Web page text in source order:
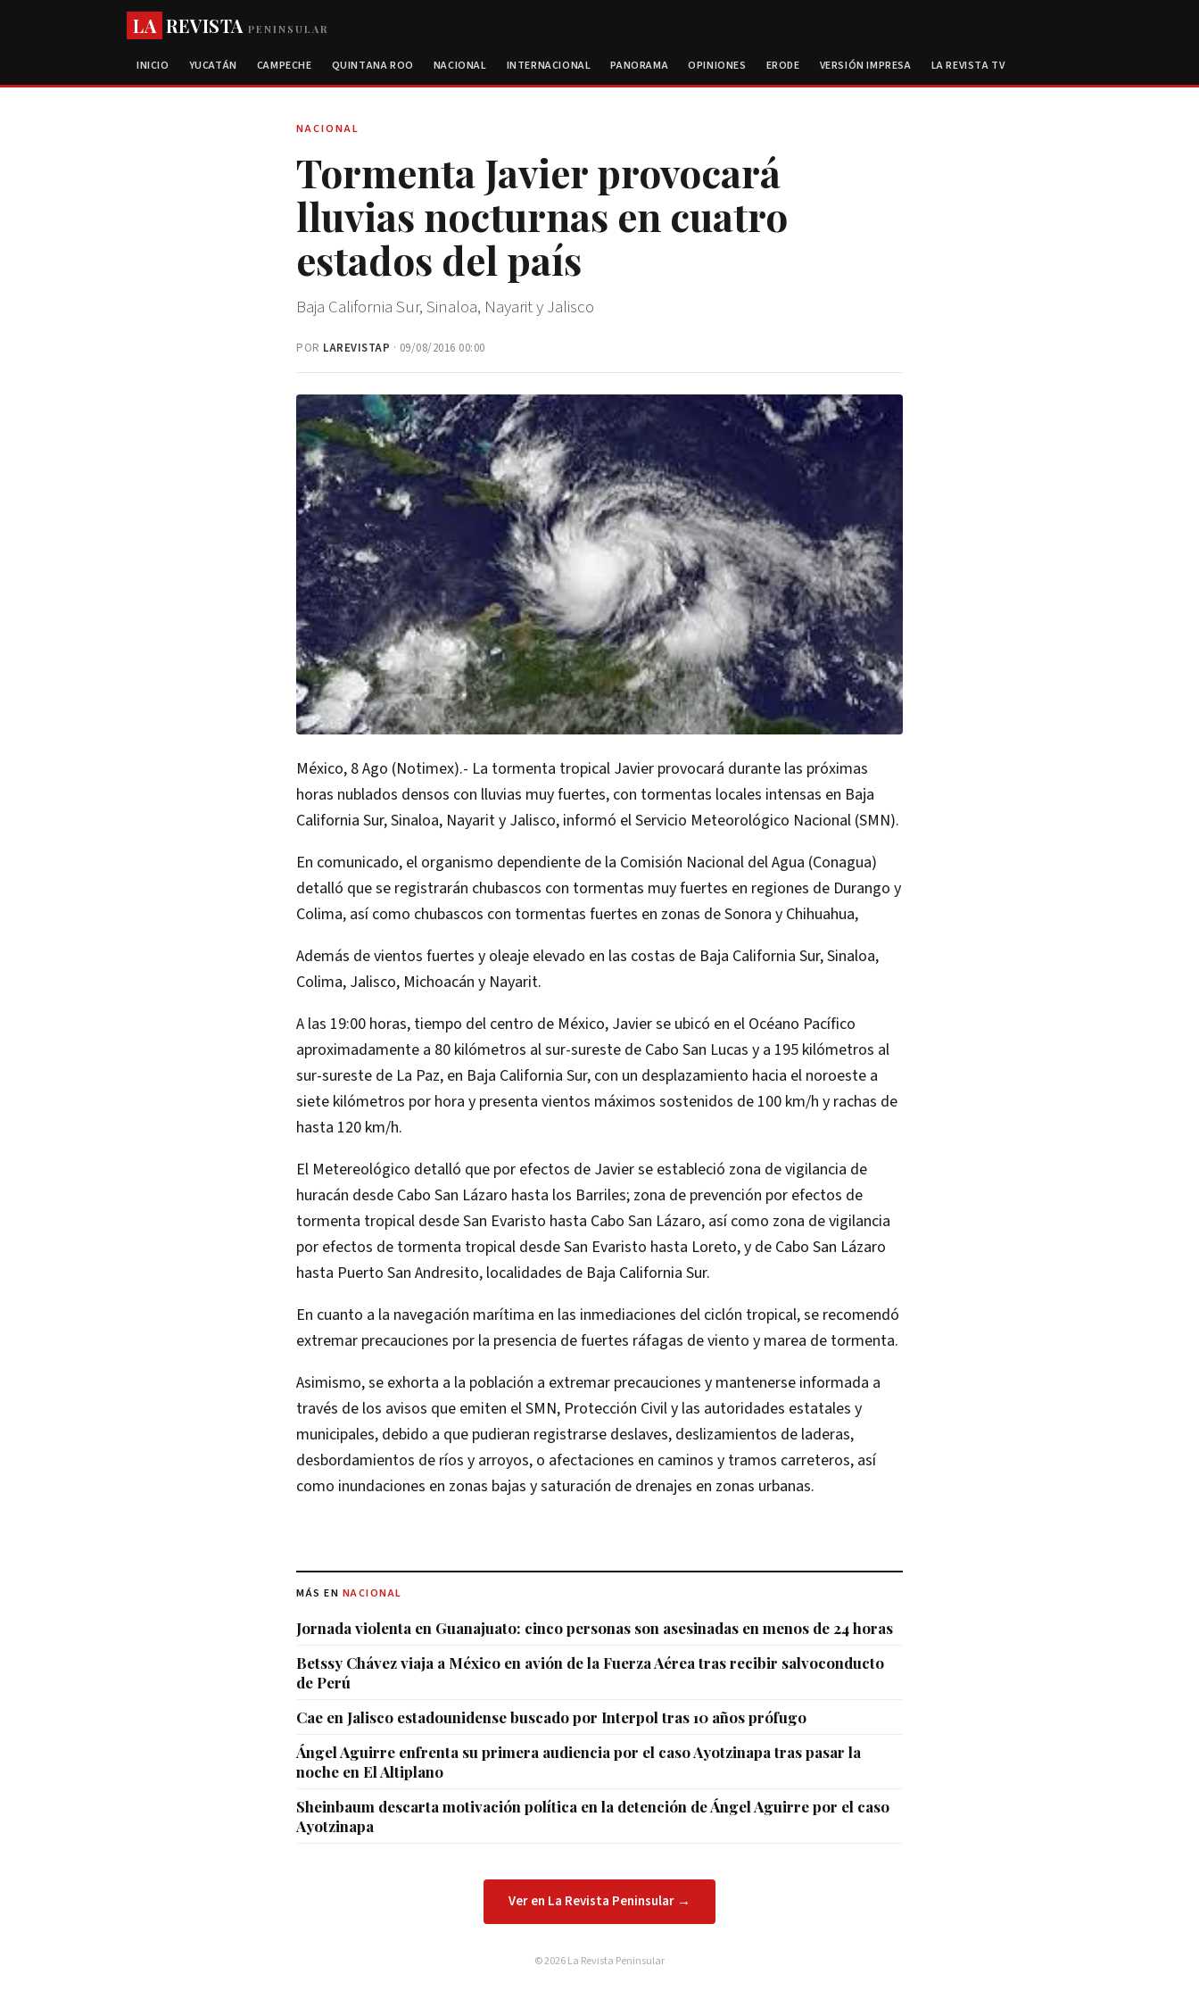
LA REVISTAPENINSULAR
INICIO YUCATÁN CAMPECHE QUINTANA ROO NACIONAL INTERNACIONAL PANORAMA OPINIONES ERODE VERSIÓN IMPRESA LA REVISTA TV
NACIONAL
Tormenta Javier provocará
lluvias nocturnas en cuatro
estados del país
Baja California Sur, Sinaloa, Nayarit y Jalisco
POR LAREVISTAP · 09/08/2016 00:00
México, 8 Ago (Notimex).- La tormenta tropical Javier provocará durante las próximas
horas nublados densos con lluvias muy fuertes, con tormentas locales intensas en Baja
California Sur, Sinaloa, Nayarit y Jalisco, informó el Servicio Meteorológico Nacional (SMN).
En comunicado, el organismo dependiente de la Comisión Nacional del Agua (Conagua)
detalló que se registrarán chubascos con tormentas muy fuertes en regiones de Durango y
Colima, así como chubascos con tormentas fuertes en zonas de Sonora y Chihuahua,
Además de vientos fuertes y oleaje elevado en las costas de Baja California Sur, Sinaloa,
Colima, Jalisco, Michoacán y Nayarit.
A las 19:00 horas, tiempo del centro de México, Javier se ubicó en el Océano Pacífico
aproximadamente a 80 kilómetros al sur-sureste de Cabo San Lucas y a 195 kilómetros al
sur-sureste de La Paz, en Baja California Sur, con un desplazamiento hacia el noroeste a
siete kilómetros por hora y presenta vientos máximos sostenidos de 100 km/h y rachas de
hasta 120 km/h.
El Metereológico detalló que por efectos de Javier se estableció zona de vigilancia de
huracán desde Cabo San Lázaro hasta los Barriles; zona de prevención por efectos de
tormenta tropical desde San Evaristo hasta Cabo San Lázaro, así como zona de vigilancia
por efectos de tormenta tropical desde San Evaristo hasta Loreto, y de Cabo San Lázaro
hasta Puerto San Andresito, localidades de Baja California Sur.
En cuanto a la navegación marítima en las inmediaciones del ciclón tropical, se recomendó
extremar precauciones por la presencia de fuertes ráfagas de viento y marea de tormenta.
Asimismo, se exhorta a la población a extremar precauciones y mantenerse informada a
través de los avisos que emiten el SMN, Protección Civil y las autoridades estatales y
municipales, debido a que pudieran registrarse deslaves, deslizamientos de laderas,
desbordamientos de ríos y arroyos, o afectaciones en caminos y tramos carreteros, así
como inundaciones en zonas bajas y saturación de drenajes en zonas urbanas.
MÁS EN NACIONAL
Jornada violenta en Guanajuato: cinco personas son asesinadas en menos de 24 horas
Betssy Chávez viaja a México en avión de la Fuerza Aérea tras recibir salvoconducto
de Perú
Cae en Jalisco estadounidense buscado por Interpol tras 10 años prófugo
Ángel Aguirre enfrenta su primera audiencia por el caso Ayotzinapa tras pasar la
noche en El Altiplano
Sheinbaum descarta motivación política en la detención de Ángel Aguirre por el caso
Ayotzinapa
Ver en La Revista Peninsular →
© 2026 La Revista Peninsular